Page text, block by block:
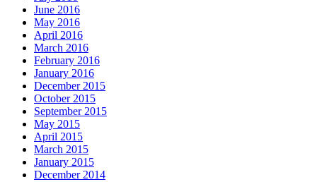
June 2016
May 2016
April 2016
March 2016
February 2016
January 2016
December 2015
October 2015
September 2015
May 2015
April 2015
March 2015
January 2015
December 2014